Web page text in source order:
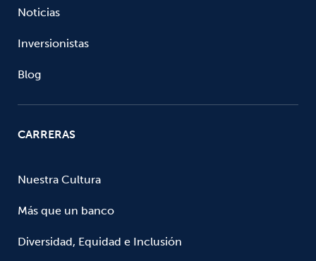
Noticias
Inversionistas
Blog
CARRERAS
Nuestra Cultura
Más que un banco
Diversidad, Equidad e Inclusión